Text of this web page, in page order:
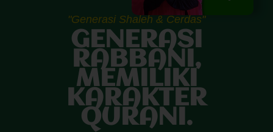
"Generasi Shaleh & Cerdas"
GENERASI
RABBANI,
MEMILIKI
KARAKTER
QURANI.